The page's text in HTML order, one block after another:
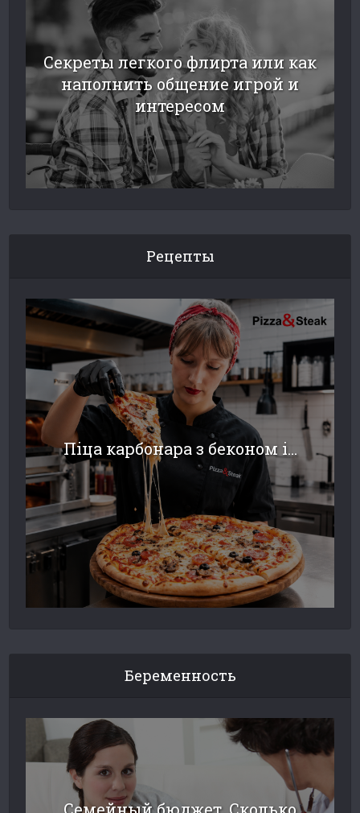
Секреты легкого флирта или как
наполнить общение игрой и
интересом
Рецепты
Піца карбонара з беконом і...
Беременность